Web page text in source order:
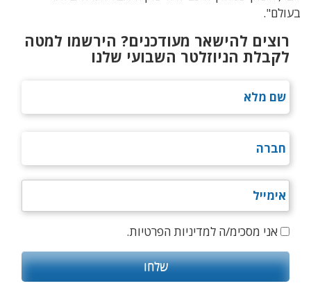
בעולם".
רוצים להישאר מעודכנים? הירשמו למטה
לקבלת הניוזלטר השבועי שלנו
אני מסכימ/ה למדיניות הפרטיות.